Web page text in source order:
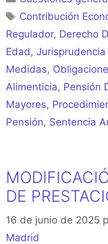
Etiquetas
Contribución
Regulador, Derecho
Edad, Jurisprudencia
Medidas,
Alimenticia, Pensión
Mayores,
Pensión, Sentencia
DE
16 de junio de 2025
Madrid